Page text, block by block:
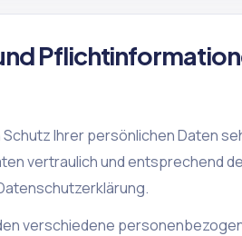
Ihrer persönlichen Daten
vertraulich und entsprechend
verschiedene